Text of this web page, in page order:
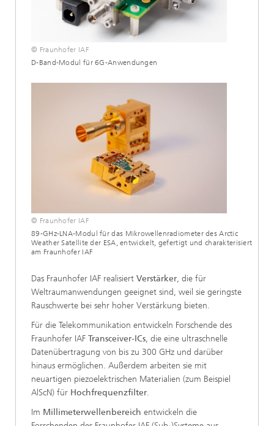
© Fraunhofer IAF
D-Band-Modul für 6G-Anwendungen
© Fraunhofer IAF
89-GHz-LNA-Modul für das Mikrowellenradiometer des Arctic
Weather Satellite der ESA, entwickelt, gefertigt und charakterisiert
am Fraunhofer IAF
Das Fraunhofer IAF realisiert Verstärker, die für
Weltraumanwendungen geeignet sind, weil sie geringste
Rauschwerte bei sehr hoher Verstärkung bieten.
Für die Telekommunikation entwickeln Forschende des
Fraunhofer IAF Transceiver-ICs, die eine ultraschnelle
Datenübertragung von bis zu 300 GHz und darüber
hinaus ermöglichen. Außerdem arbeiten sie mit
neuartigen piezoelektrischen Materialien (zum Beispiel
AlScN) für Hochfrequenzfilter.
Im Millimeterwellenbereich entwickeln die